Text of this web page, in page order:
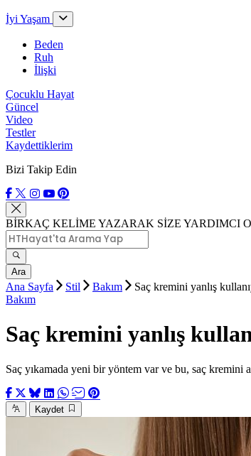
İyi Yaşam
Beden
Ruh
İlişki
Çocuklu Hayat
Güncel
Video
Testler
Kaydettiklerim
Bizi Takip Edin
BİRKAÇ KELİME YAZARAK SİZE YARDIMCI
Ara
Ana Sayfa Stil Bakım
Saç kremini yanlış
Bakım
Saç kremini yanlış
Saç yıkamada yeni bir yöntem var ve bu, saç kremini
Kaydet